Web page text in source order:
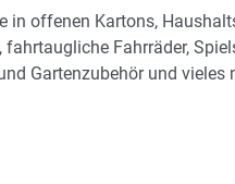
in offenen Kartons,
Fahrräder,
Gartenzubehör und vieles